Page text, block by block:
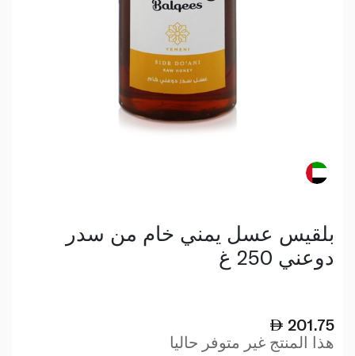
بلقيس عسل يمني خام من سدر
دوعني 250 غ
201.75
هذا المنتج غير متوفر حاليا